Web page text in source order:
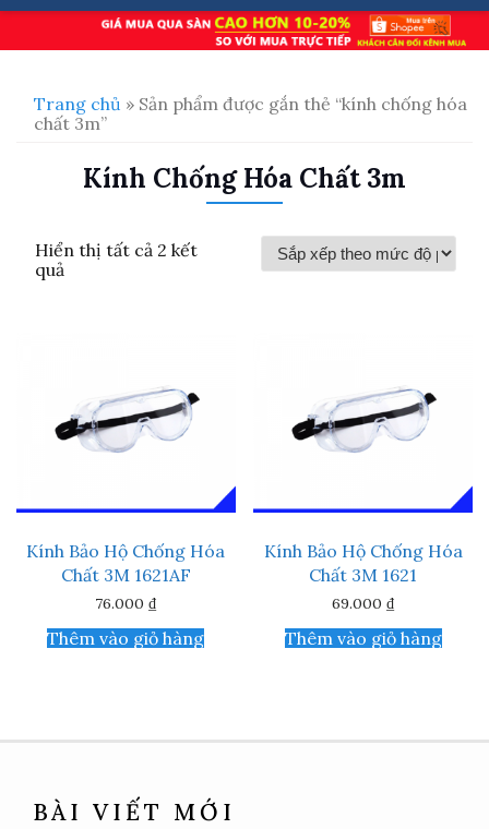
Trang chủ » Sản phẩm được gắn thẻ “kính chống hóa
chất 3m”
Kính Chống Hóa Chất 3m
Hiển thị tất cả 2 kết
quả
biến
Kính Bảo Hộ Chống Hóa
Chất 3M 1621AF
76.000₫
Thêm vào giỏ hàng
Kính Bảo Hộ Chống Hóa
Chất 3M 1621
69.000₫
Thêm vào giỏ hàng
BÀI VIẾT MỚI